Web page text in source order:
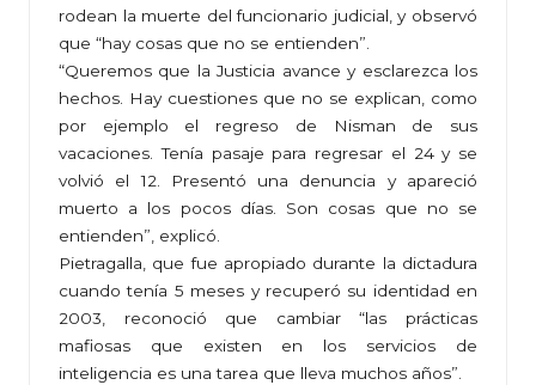
rodean la muerte del funcionario judicial, y observó
que “hay cosas que no se entienden”.
“Queremos que la Justicia avance y esclarezca los
hechos. Hay cuestiones que no se explican, como
por ejemplo el regreso de Nisman de sus
vacaciones. Tenía pasaje para regresar el 24 y se
volvió el 12. Presentó una denuncia y apareció
muerto a los pocos días. Son cosas que no se
entienden”, explicó.
Pietragalla, que fue apropiado durante la dictadura
cuando tenía 5 meses y recuperó su identidad en
2003, reconoció que cambiar “las prácticas
mafiosas que existen en los servicios de
inteligencia es una tarea que lleva muchos años”.